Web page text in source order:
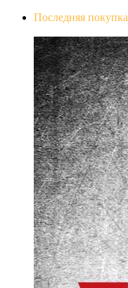
Последняя покупка